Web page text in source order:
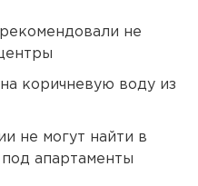
не
коричневую воду из
не могут найти в
апартаменты